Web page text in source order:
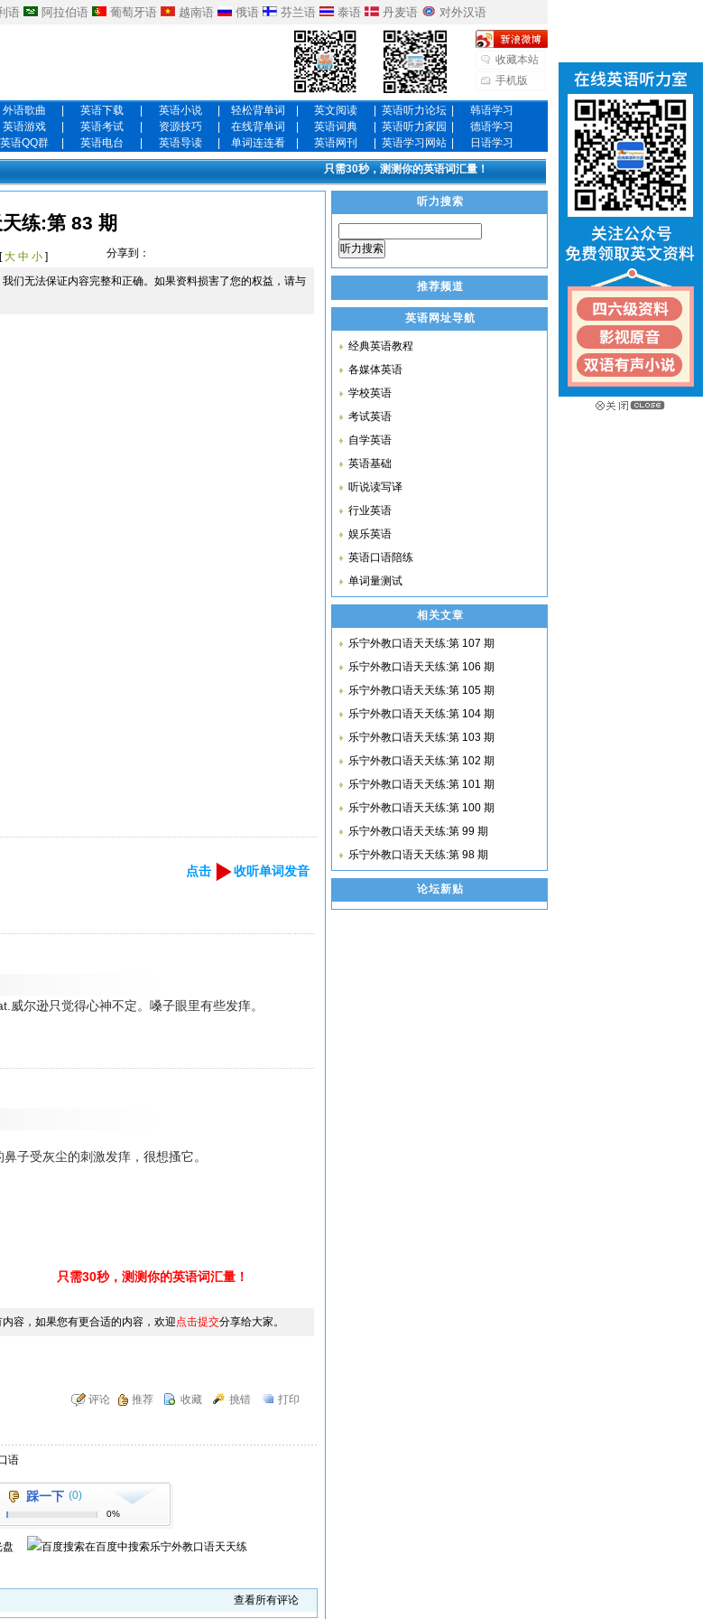
语 阿拉伯语 葡萄牙语 越南语 俄语 芬兰语 泰语 丹麦语 对外汉语
收藏本站
手机版
外语歌曲 英语下载 英语小说 轻松背单词 英文阅读 英语听力论坛
韩语学习
英语游戏 英语考试 资源技巧 在线背单词 英语词典 英语听力家园
德语学习
英语QQ群 英语电台 英语导读 单词连连看 英语网刊 英语学习网站 日语学习
只需30秒，测测你的英语词汇量！
练:第 83 期
大 中 小 ] 分享到：
们无法保证内容完整和正确。如果资料损害了您的权益，请与
点击 收听单词发音
尔逊只觉得心神不定。嗓子眼里有些发痒。
子受灰尘的刺激发痒，很想搔它。
只需30秒，测测你的英语词汇量！
容，如果您有更合适的内容，欢迎点击提交分享给大家。
评论 推荐 收藏 挑错 打印
语
踩一下 (0)
0%
盘 在百度中搜索乐宁外教口语天天练
查看所有评论
听力搜索
听力搜索
推荐频道
英语网址导航
经典英语教程
各媒体英语
学校英语
考试英语
自学英语
英语基础
听说读写译
行业英语
娱乐英语
英语口语陪练
单词量测试
相关文章
乐宁外教口语天天练:第 107 期
乐宁外教口语天天练:第 106 期
乐宁外教口语天天练:第 105 期
乐宁外教口语天天练:第 104 期
乐宁外教口语天天练:第 103 期
乐宁外教口语天天练:第 102 期
乐宁外教口语天天练:第 101 期
乐宁外教口语天天练:第 100 期
乐宁外教口语天天练:第 99 期
乐宁外教口语天天练:第 98 期
论坛新贴